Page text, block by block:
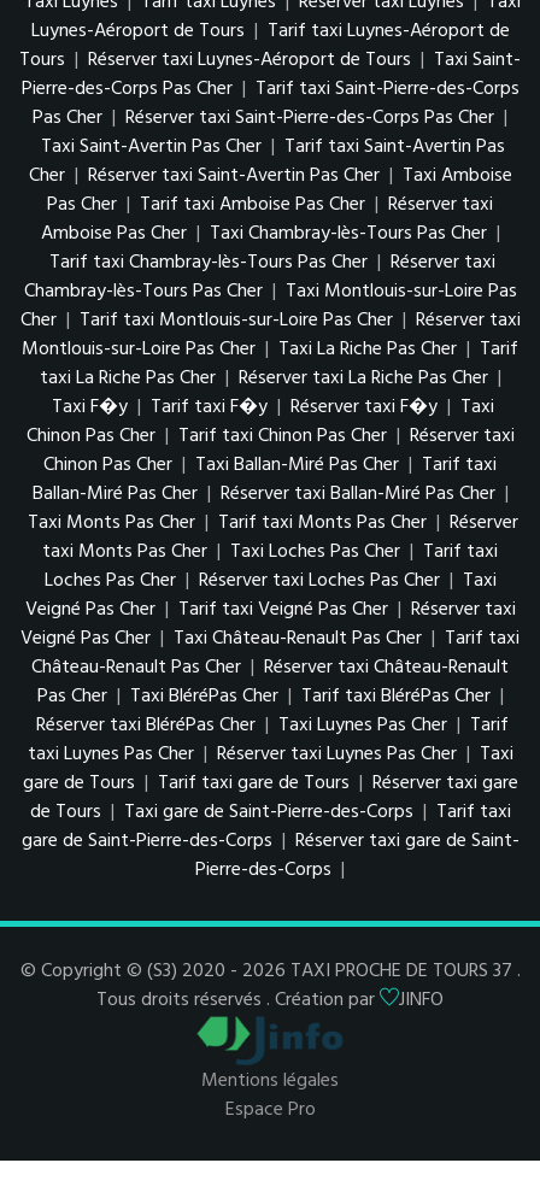
Luynes-Aéroport de Tours | Tarif taxi Luynes-Aéroport de
Tours | Réserver taxi Luynes-Aéroport de Tours | Taxi Saint-
Pierre-des-Corps Pas Cher | Tarif taxi Saint-Pierre-des-Corps
Pas Cher | Réserver taxi Saint-Pierre-des-Corps Pas Cher |
Taxi Saint-Avertin Pas Cher | Tarif taxi Saint-Avertin Pas
Cher | Réserver taxi Saint-Avertin Pas Cher | Taxi Amboise
Pas Cher | Tarif taxi Amboise Pas Cher | Réserver taxi
Amboise Pas Cher | Taxi Chambray-lès-Tours Pas Cher |
Tarif taxi Chambray-lès-Tours Pas Cher | Réserver taxi
Chambray-lès-Tours Pas Cher | Taxi Montlouis-sur-Loire Pas
Cher | Tarif taxi Montlouis-sur-Loire Pas Cher | Réserver taxi
Montlouis-sur-Loire Pas Cher | Taxi La Riche Pas Cher | Tarif
taxi La Riche Pas Cher | Réserver taxi La Riche Pas Cher |
Taxi F�y | Tarif taxi F�y | Réserver taxi F�y | Taxi
Chinon Pas Cher | Tarif taxi Chinon Pas Cher | Réserver taxi
Chinon Pas Cher | Taxi Ballan-Miré Pas Cher | Tarif taxi
Ballan-Miré Pas Cher | Réserver taxi Ballan-Miré Pas Cher |
Taxi Monts Pas Cher | Tarif taxi Monts Pas Cher | Réserver
taxi Monts Pas Cher | Taxi Loches Pas Cher | Tarif taxi
Loches Pas Cher | Réserver taxi Loches Pas Cher | Taxi
Veigné Pas Cher | Tarif taxi Veigné Pas Cher | Réserver taxi
Veigné Pas Cher | Taxi Château-Renault Pas Cher | Tarif taxi
Château-Renault Pas Cher | Réserver taxi Château-Renault
Pas Cher | Taxi BléréPas Cher | Tarif taxi BléréPas Cher |
Réserver taxi BléréPas Cher | Taxi Luynes Pas Cher | Tarif
taxi Luynes Pas Cher | Réserver taxi Luynes Pas Cher | Taxi
gare de Tours | Tarif taxi gare de Tours | Réserver taxi gare
de Tours | Taxi gare de Saint-Pierre-des-Corps | Tarif taxi
gare de Saint-Pierre-des-Corps | Réserver taxi gare de Saint-
Pierre-des-Corps |
© Copyright © (S3) 2020 - 2026 TAXI PROCHE DE TOURS 37 .
Tous droits réservés . Création par
JINFO
Mentions légales
Espace Pro